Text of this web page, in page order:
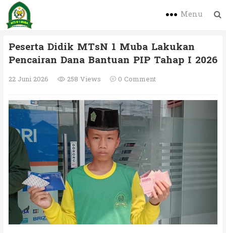
Menu
Peserta Didik MTsN 1 Muba Lakukan
Pencairan Dana Bantuan PIP Tahap I 2026
22 Juni 2026 258 Views 0 Comment